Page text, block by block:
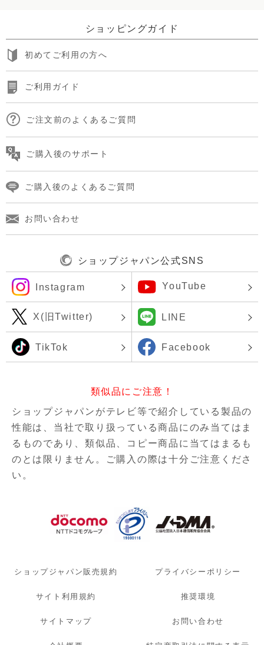
ショッピングガイド
初めてご利用の方へ
ご利用ガイド
ご注文前のよくあるご質問
ご購入後のサポート
ご購入後のよくあるご質問
お問い合わせ
ショップジャパン公式SNS
Instagram YouTube
X(旧Twitter) LINE
TikTok Facebook
類似品にご注意！
ショップジャパンがテレビ等で紹介している製品の
性能は、当社で取り扱っている商品にのみ当てはま
るものであり、類似品、コピー商品に当てはまるも
のとは限りません。ご購入の際は十分ご注意くださ
い。
ショップジャパン販売規約 プライバシーポリシー
サイト利用規約 推奨環境
サイトマップ お問い合わせ